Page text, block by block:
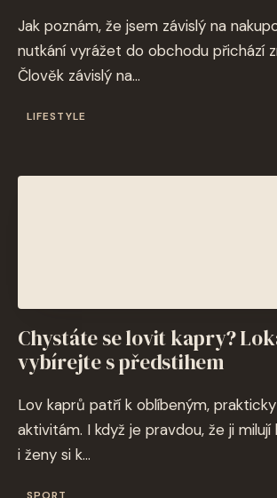
Jak poznám, že jsem závislý na
nutkání vyrážet do obchodu přichází
Člověk závislý na...
LIFESTYLE
Chystáte se lovit kapry?
vybírejte s předstihem
Lov kaprů patří k oblíbeným,
aktivitám. I když je pravdou, že ji milují
i ženy si k...